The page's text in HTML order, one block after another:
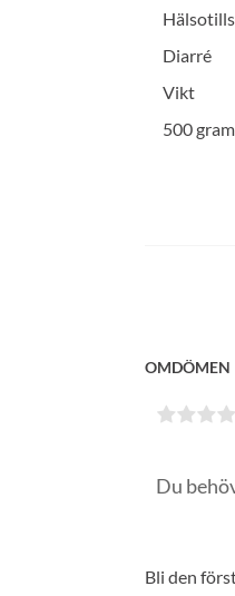
Diarré
Vikt
500 gram
OMDÖMEN
Bli den